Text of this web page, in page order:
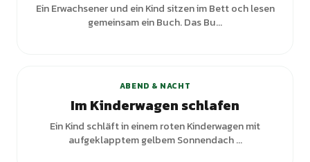
Ein Erwachsener und ein Kind sitzen im Bett och lesen
gemeinsam ein Buch. Das Bu...
ABEND & NACHT
Im Kinderwagen schlafen
Ein Kind schläft in einem roten Kinderwagen mit
aufgeklapptem gelbem Sonnendach ...